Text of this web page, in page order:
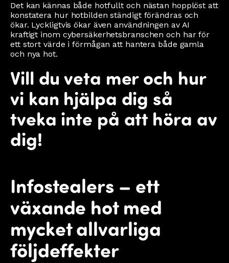
Det kan kännas både hotfullt och nästan hopplöst att
konstatera hur hotbilden ständigt förändras och
ökar. Lyckligtvis ökar även användningen av AI
kraftigt inom cybersäkerhetsbranschen och har för
ett stort värde i förmågan att hantera både gamla
och nya hot.
Vill du veta mer och hur
vi kan hjälpa dig så
tveka inte på att höra av
dig!
Infostealers – ett
växande hot med
mycket allvarliga
följdeffekter